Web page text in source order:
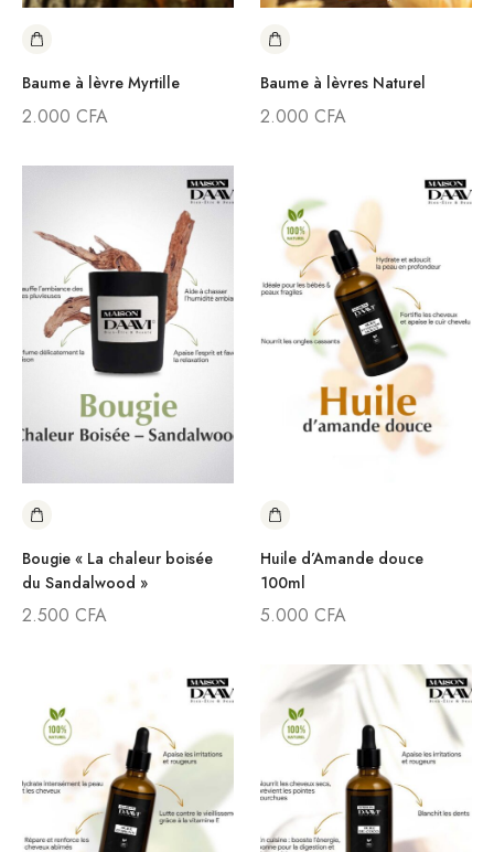
Baume à lèvre Myrtille
2.000 CFA
Baume à lèvres Naturel
2.000 CFA
Bougie « La chaleur boisée
du Sandalwood »
2.500 CFA
Huile d’Amande douce
100ml
5.000 CFA